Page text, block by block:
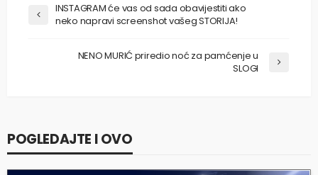
INSTAGRAM će vas od sada obavijestiti ako
neko napravi screenshot vašeg STORIJA!
NENO MURIĆ priredio noć za pamćenje u
SLOGI
POGLEDAJTE I OVO